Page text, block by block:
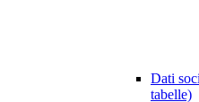
Dati
tabelle)